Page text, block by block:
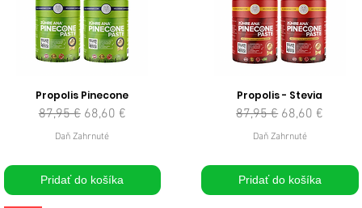
Propolis Pinecone
Normálna cena
87,95 € Zľavnená cena
68,60 €
Daň Zahrnuté
Pridať do košíka
Propolis - Stevia
Normálna cena
87,95 € Zľavnená cena
68,60 €
Daň Zahrnuté
Pridať do košíka